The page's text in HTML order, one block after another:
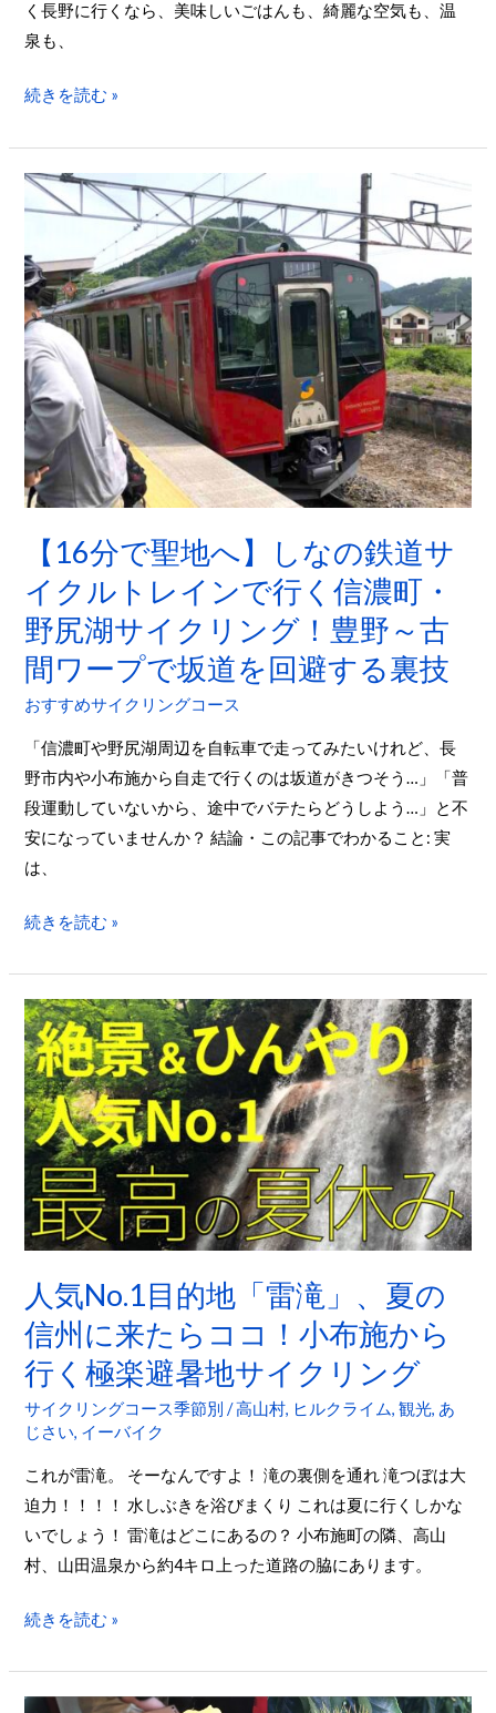
く長野に行くなら、美味しいごはんも、綺麗な空気も、温
泉も、
続きを読む »
【16分で聖地へ】しなの鉄道サ
イクルトレインで行く信濃町・
野尻湖サイクリング！豊野～古
間ワープで坂道を回避する裏技
おすすめサイクリングコース
「信濃町や野尻湖周辺を自転車で走ってみたいけれど、長
野市内や小布施から自走で行くのは坂道がきつそう…」「普
段運動していないから、途中でバテたらどうしよう…」と不
安になっていませんか？ 結論・この記事でわかること: 実
は、
【16
分
聖
地
へ】
し
な
の
鉄
道
ル
ト
レ
イ
で
行
く
信
濃
野
湖
サ
イ
ク
リ
ン
グ！
豊
野
古
間
ワ
ー
プ
で
坂
道
を
回
す
続きを読む »
人気No.1目的地「雷滝」、夏の
信州に来たらココ！小布施から
行く極楽避暑地サイクリング
サイクリングコース季節別 /高山村, ヒルクライム,観光, あ
じさい, イーバイク
これが雷滝。 そーなんですよ！ 滝の裏側を通れ 滝つぼは大
迫力！！！！ 水しぶきを浴びまくり これは夏に行くしかな
いでしょう！ 雷滝はどこにあるの？ 小布施町の隣、高山
村、山田温泉から約4キロ上った道路の脇にあります。
人
気
No.1
目
的
地
「雷
滝」、
夏
の
信
州
に
来
た
施
ら
行
続きを読む »